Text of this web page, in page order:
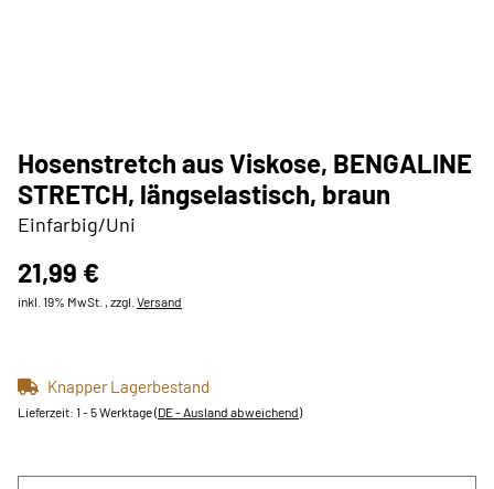
Hosenstretch aus Viskose, BENGALINE
STRETCH, längselastisch, braun
Einfarbig/Uni
21,99 €
inkl. 19% MwSt. , zzgl. Versand
Knapper Lagerbestand
Lieferzeit: 1 - 5 Werktage(DE - Ausland abweichend)